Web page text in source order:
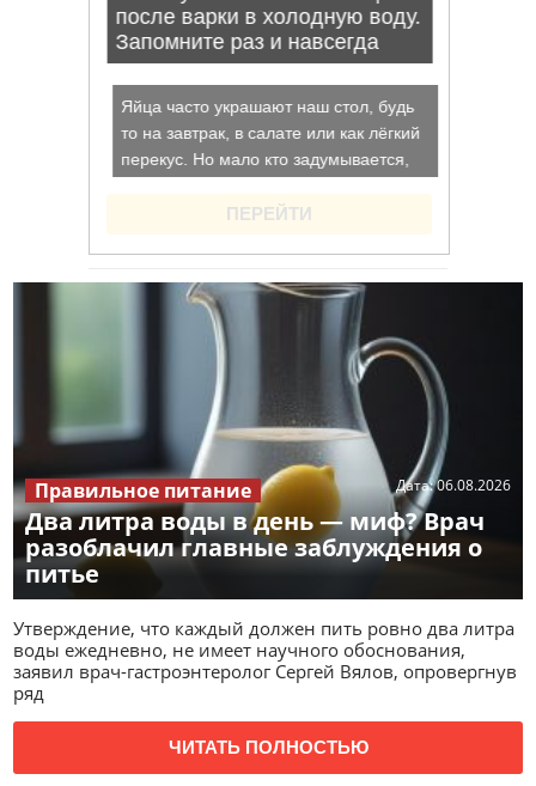
Два литра воды в день — миф? Врач
разоблачил главные заблуждения о
питье
Дата:06.08.2026
Правильное питание
Утверждение, что каждый должен пить ровно два литра
воды ежедневно, не имеет научного обоснования,
заявил врач-гастроэнтеролог Сергей Вялов, опровергнув
ряд
ЧИТАТЬ ПОЛНОСТЬЮ